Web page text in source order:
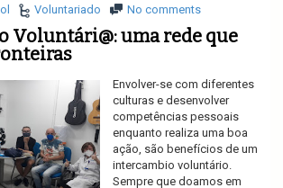
Voluntariado No comments
Voluntári@: uma rede que
Envolver-se com diferentes
culturas e desenvolver
competências pessoais
enquanto realiza uma boa
ação, são benefícios de um
intercambio voluntário.
Sempre que doamos em